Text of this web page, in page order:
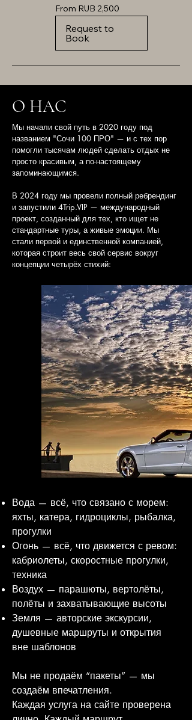
From
2,500
Russian
rubles
From RUB 2,500
Request to
Book
О НАС
Мы начали свой путь в 2020 году под
названием "Сочи 100 ПРО" — и с тех пор
помогли тысячам людей сделать отдых не
просто красивым, а по-настоящему
запоминающимся.
В 2024 году мы провели полный ребрендинг
и запустили 4Trip.VIP — международный
проект, созданный для тех, кто ищет не
стандартные туры, а живые эмоции. Мы
стали первой и единственной компанией,
которая строит весь свой сервис вокруг
концепции четырёх стихий:
Вода — всё, что связано с морем:
яхты, катера, гидроциклы, рыбалка,
прогулки
Огонь — всё, что движется с ревом:
кабриолеты, скоростные прогулки,
техника
Воздух — парашюты, вертолёты,
полёты и захватывающие высоты
Земля — авторские экскурсии,
душевные маршруты и открытия
вне шаблонов
Мы не продаём “пакеты” — мы
создаём впечатления.
Каждая услуга на сайте проверена